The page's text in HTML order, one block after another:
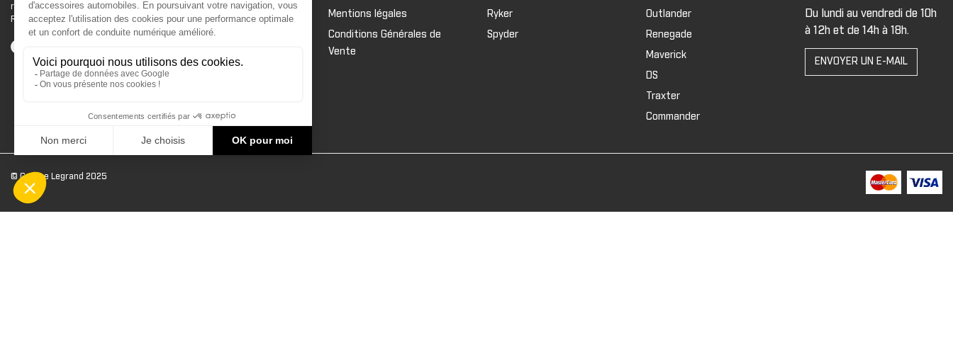
roues (On Road) ou votre véhicule tout terrain (Off
Road) .
Mentions légales
Conditions Générales de
Vente
Ryker
Spyder
Outlander
Renegade
Maverick
DS
Traxter
Commander
Du lundi au vendredi de 10h
à 12h et de 14h à 18h.
ENVOYER UN E-MAIL
© Groupe Legrand 2025